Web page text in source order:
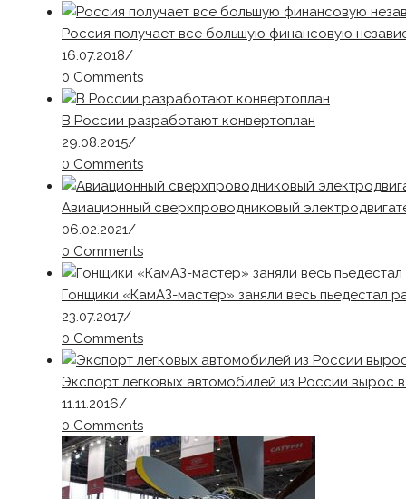
Россия получает все большую финансовую
16.07.2018/
0 Comments
В России разработают конвертоплан
29.08.2015/
0 Comments
Авиационный сверхпроводниковый
06.02.2021/
0 Comments
Гонщики «КамАЗ-мастер» заняли весь пьедестал
23.07.2017/
0 Comments
Экспорт легковых автомобилей из России вырос
11.11.2016/
0 Comments